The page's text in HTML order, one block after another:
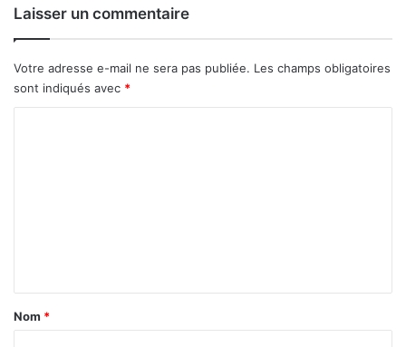
s
à
l
a
Laisser un commentaire
Votre adresse e-mail ne sera pas publiée. Les champs obligatoires
sont indiqués avec *
a
Nom *